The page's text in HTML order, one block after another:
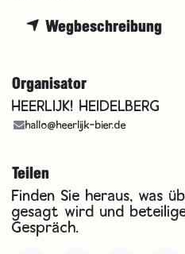
Wegbeschreibung
Organisator
HEERLIJK! HEIDELBERG
hallo@heerlijk-bier.de
Teilen
Finden Sie heraus, was
gesagt wird und
Gespräch.